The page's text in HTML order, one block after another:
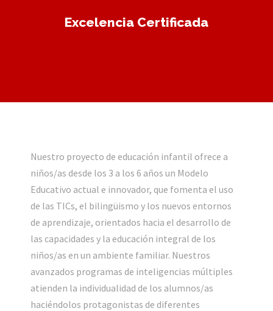
Excelencia Certificada
Nuestro proyecto de educación infantil ofrece a
niños/as desde los 3 a los 6 años un Modelo
Educativo actual e innovador, que fomenta el uso
de las TICs, el bilingüismo y los nuevos entornos
de aprendizaje, orientados hacia el desarrollo de
las capacidades y la educación integral de los
niños/as en un ambiente familiar. Nuestros
avanzados programas de inteligencias múltiples
atienden la individualidad de los alumnos/as
haciéndolos protagonistas de diferentes